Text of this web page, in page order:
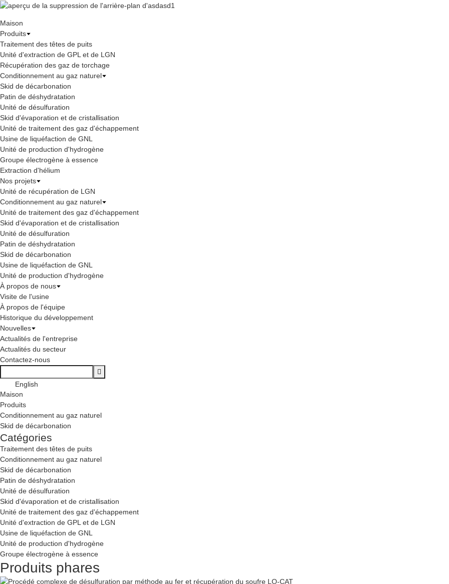
Maison
Produits
Traitement des têtes de puits
Unité d'extraction de GPL et de LGN
Récupération des gaz de torchage
Conditionnement au gaz naturel
Skid de décarbonation
Patin de déshydratation
Unité de désulfuration
Skid d'évaporation et de cristallisation
Unité de traitement des gaz d'échappement
Usine de liquéfaction de GNL
Unité de production d'hydrogène
Groupe électrogène à essence
Extraction d'hélium
Nos projets
Unité de récupération de LGN
Conditionnement au gaz naturel
Unité de traitement des gaz d'échappement
Skid d'évaporation et de cristallisation
Unité de désulfuration
Patin de déshydratation
Skid de décarbonation
Usine de liquéfaction de GNL
Unité de production d'hydrogène
À propos de nous
Visite de l'usine
À propos de l'équipe
Historique du développement
Nouvelles
Actualités de l'entreprise
Actualités du secteur
Contactez-nous
English
Maison
Produits
Conditionnement au gaz naturel
Skid de décarbonation
Catégories
Traitement des têtes de puits
Conditionnement au gaz naturel
Skid de décarbonation
Patin de déshydratation
Unité de désulfuration
Skid d'évaporation et de cristallisation
Unité de traitement des gaz d'échappement
Unité d'extraction de GPL et de LGN
Usine de liquéfaction de GNL
Unité de production d'hydrogène
Groupe électrogène à essence
Produits phares